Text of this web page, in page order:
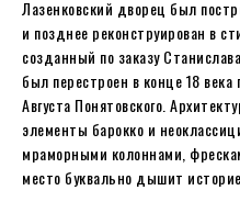
Лазенковский дворец был
и позднее реконструирован в
созданный по заказу
был перестроен в конце 18 века
Августа Понятовского.
элементы барокко и
мраморными колоннами,
место буквально дышит